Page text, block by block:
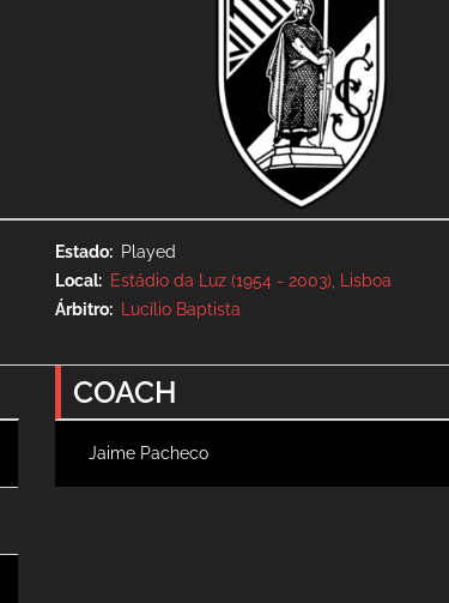
Estado
Played
Local
Estádio da Luz (1954 - 2003), Lisboa
Árbitro
Lucílio Baptista
COACH
Jaime Pacheco